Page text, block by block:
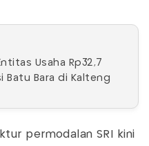
Usaha Rp32,7
Batu Bara di Kalteng
permodalan SRI kini